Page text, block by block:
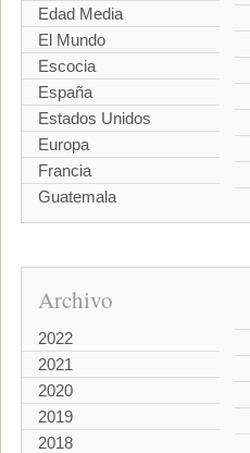
Edad Media
El Mundo
Escocia
España
Estados Unidos
Europa
Francia
Guatemala
Archivo
2022
2021
2020
2019
2018